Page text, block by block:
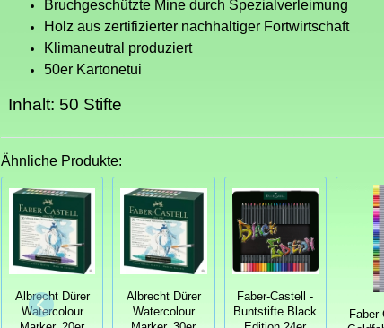
Bruchgeschützte Mine durch Spezialverleimung
Holz aus zertifizierter nachhaltiger Fortwirtschaft
Klimaneutral produziert
50er Kartonetui
Inhalt: 50 Stifte
Ähnliche Produkte:
Albrecht Dürer
Watercolour
Albrecht Dürer
Watercolour
Faber-Castell -
Buntstifte Black